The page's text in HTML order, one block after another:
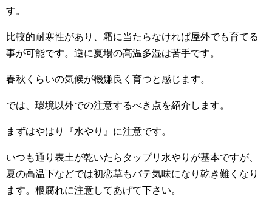
す。
比較的耐寒性があり、霜に当たらなければ屋外でも育てる
事が可能です。逆に夏場の高温多湿は苦手です。
春秋くらいの気候が機嫌良く育つと感じます。
では、環境以外での注意するべき点を紹介します。
まずはやはり『水やり』に注意です。
いつも通り表土が乾いたらタップリ水やりが基本ですが、
夏の高温下などでは初恋草もバテ気味になり乾き難くなり
ます。根腐れに注意してあげて下さい。